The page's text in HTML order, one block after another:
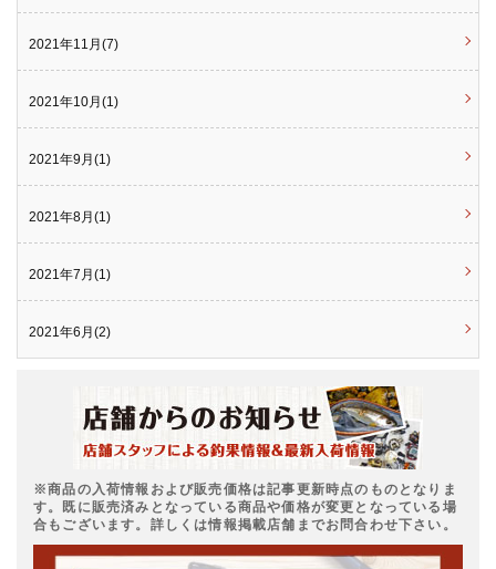
2021年11月(7)
2021年10月(1)
2021年9月(1)
2021年8月(1)
2021年7月(1)
2021年6月(2)
※商品の入荷情報および販売価格は記事更新時点のものとなりま
す。既に販売済みとなっている商品や価格が変更となっている場
合もございます。詳しくは情報掲載店舗までお問合わせ下さい。